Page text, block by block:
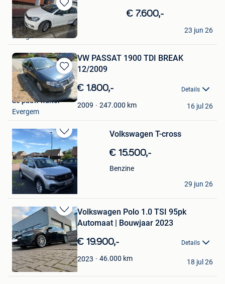
Bewaren
in
Mijn
Favorieten
€ 7.600,-
bekim
Evergem
23 jun 26
Bewaren
in
Mijn
Favorieten
VW PASSAT 1900 TDI BREAK
12/2009
€ 1.800,- Details
2009 247.000 km
de pauw walter
Evergem
16 jul 26
Bewaren
in
Mijn
Favorieten
Volkswagen T-cross
€ 15.500,-
Benzine
Quincy Standaert
Evergem
29 jun 26
Bewaren
in
Mijn
Favorieten
Volkswagen Polo 1.0 TSI 95pk
Automaat | Bouwjaar 2023
€ 19.900,- Details
2023 46.000 km
Robin S
Evergem
18 jul 26